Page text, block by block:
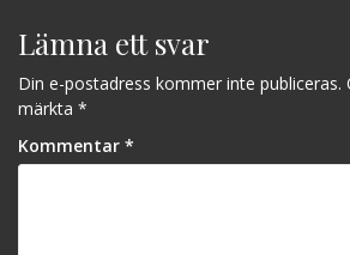
Lämna ett svar
Din e-postadress kommer inte publiceras.
märkta *
Kommentar *